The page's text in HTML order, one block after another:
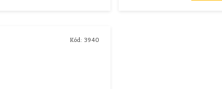
Kód: 3940